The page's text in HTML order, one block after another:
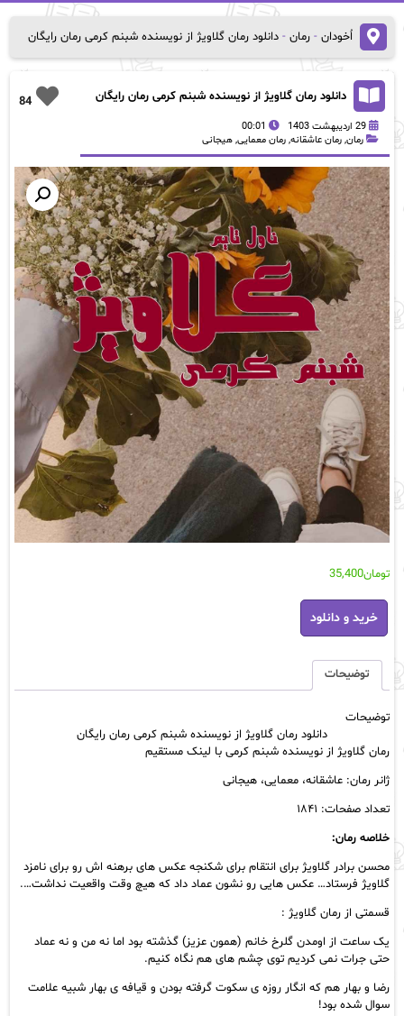
اُخودان- رمان- دانلود رمان گلاویژ از نویسنده شبنم کرمی رمان رایگان
84 دانلود رمان گلاویژ از نویسنده شبنم کرمی رمان رایگان
29 اردیبهشت 1403
00:01
رمان, رمان عاشقانه, رمان معمایی, هیجانی
تومان35,400
دانلود
رمان
گلاویژ
نویسنده
شبنم
رمان
عدد
خرید و دانلود
توضیحات
توضیحات
دانلود رمان گلاویژ از نویسنده شبنم کرمی رمان رایگان
رمان گلاویژ از نویسنده شبنم کرمی با لینک مستقیم
ژانر رمان: عاشقانه، معمایی، هیجانی
تعداد صفحات: ۱۸۴۱
خلاصه رمان:
محسن برادر گلاویژ برای انتقام برای شکنجه عکس های برهنه اش رو برای نامزد
گلاویژ فرستاد… عکس هایی رو نشون عماد داد که هیچ وقت واقعیت نداشت….
قسمتی از رمان گلاویژ :
یک ساعت از اومدن گلرخ خانم (همون عزیز) گذشته بود اما نه من و نه عماد
حتی جرات نمی کردیم توی چشم های هم نگاه کنیم.
رضا و بهار هم که انگار روزه ی سکوت گرفته بودن و قیافه ی بهار شبیه علامت
سوال شده بود!